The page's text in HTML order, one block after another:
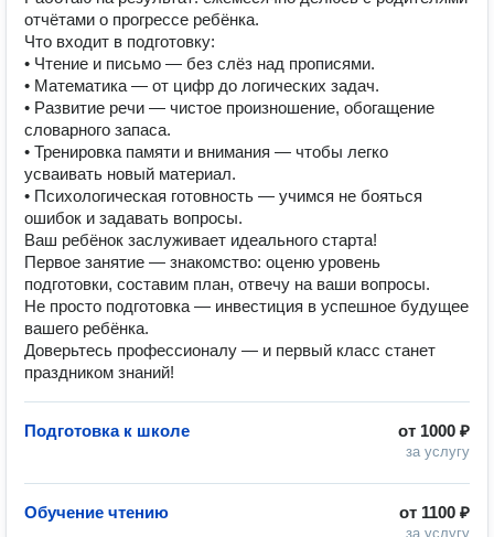
отчётами о прогрессе ребёнка.
Что входит в подготовку:
• Чтение и письмо — без слёз над прописями.
• Математика — от цифр до логических задач.
• Развитие речи — чистое произношение, обогащение
словарного запаса.
• Тренировка памяти и внимания — чтобы легко
усваивать новый материал.
• Психологическая готовность — учимся не бояться
ошибок и задавать вопросы.
Ваш ребёнок заслуживает идеального старта!
Первое занятие — знакомство: оценю уровень
подготовки, составим план, отвечу на ваши вопросы.
Не просто подготовка — инвестиция в успешное будущее
вашего ребёнка.
Доверьтесь профессионалу — и первый класс станет
праздником знаний!
от 1000 ₽
за услугу
Подготовка к школе
от 1100 ₽
за услугу
Обучение чтению